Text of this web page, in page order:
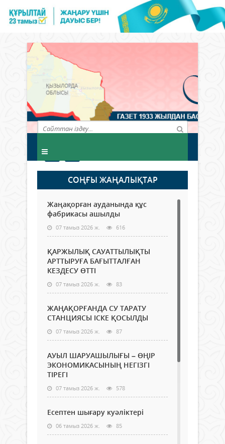
СОҢҒЫ ЖАҢАЛЫҚТАР
Жаңақорған ауданында құс
фабрикасы ашылды
07 тамыз 2026 ж. 616
ҚАРЖЫЛЫҚ САУАТТЫЛЫҚТЫ
АРТТЫРУҒА БАҒЫТТАЛҒАН
КЕЗДЕСУ ӨТТІ
07 тамыз 2026 ж. 83
ЖАҢАҚОРҒАНДА СУ ТАРАТУ
СТАНЦИЯСЫ ІСКЕ ҚОСЫЛДЫ
07 тамыз 2026 ж. 87
АУЫЛ ШАРУАШЫЛЫҒЫ – ӨҢІР
ЭКОНОМИКАСЫНЫҢ НЕГІЗГІ
ТІРЕГІ
07 тамыз 2026 ж. 578
Есептен шығару куәліктері
06 тамыз 2026 ж. 85